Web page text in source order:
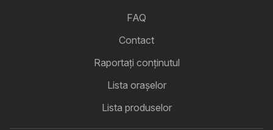
FAQ
Contact
Raportați conținutul
Lista oraşelor
Lista produselor